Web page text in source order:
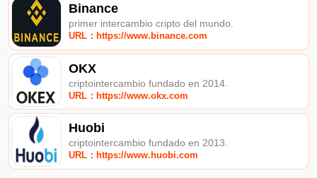
Binance
primer intercambio cripto del mundo.
URL：https://www.binance.com
OKX
criptointercambio fundado en 2014.
URL：https://www.okx.com
Huobi
criptointercambio fundado en 2013.
URL：https://www.huobi.com